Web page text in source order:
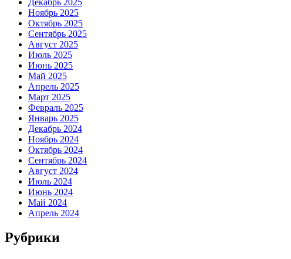
Ноябрь 2025
Октябрь 2025
Сентябрь 2025
Август 2025
Июль 2025
Июнь 2025
Май 2025
Апрель 2025
Март 2025
Февраль 2025
Январь 2025
Декабрь 2024
Ноябрь 2024
Октябрь 2024
Сентябрь 2024
Август 2024
Июль 2024
Июнь 2024
Май 2024
Апрель 2024
Рубрики